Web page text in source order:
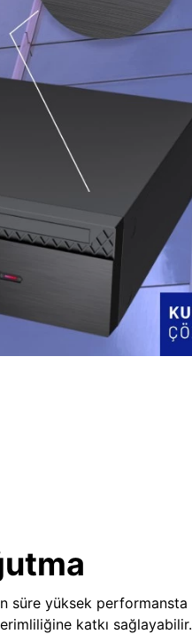
süre yüksek performansta
katkı sağlayabilir.